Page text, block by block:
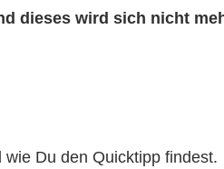
dieses wird sich nicht
Du den Quicktipp findest.